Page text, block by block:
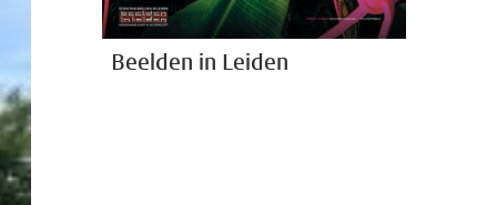
Beelden in Leiden